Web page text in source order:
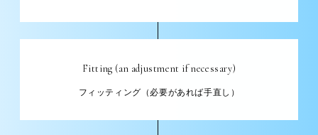
Fitting (an adjustment if necessary)
フィッティング（必要があれば手直し）